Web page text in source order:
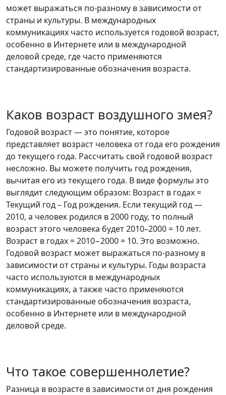
может выражаться по-разному в зависимости от
страны и культуры. В международных
коммуникациях часто используется годовой возраст,
особенно в Интернете или в международной
деловой среде, где часто применяются
стандартизированные обозначения возраста.
Каков возраст воздушного змея?
Годовой возраст — это понятие, которое
представляет возраст человека от года его рождения
до текущего года. Рассчитать свой годовой возраст
несложно. Вы можете получить год рождения,
вычитая его из текущего года. В виде формулы это
выглядит следующим образом: Возраст в годах =
Текущий год – Год рождения. Если текущий год —
2010, а человек родился в 2000 году, то полный
возраст этого человека будет 2010–2000 = 10 лет.
Возраст в годах = 2010−2000 = 10. Это возможно.
Годовой возраст может выражаться по-разному в
зависимости от страны и культуры. Годы возраста
часто используются в международных
коммуникациях, а также часто применяются
стандартизированные обозначения возраста,
особенно в Интернете или в международной
деловой среде.
Что такое совершеннолетие?
Разница в возрасте в зависимости от дня рождения